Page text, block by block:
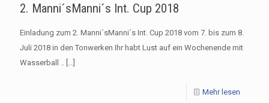
2. Manni´sManni´s Int. Cup 2018
Einladung zum 2. Manni´sManni´s Int. Cup 2018 vom 7. bis zum 8.
Juli 2018 in den Tonwerken Ihr habt Lust auf ein Wochenende mit
Wasserball ..
[…]
Mehr lesen